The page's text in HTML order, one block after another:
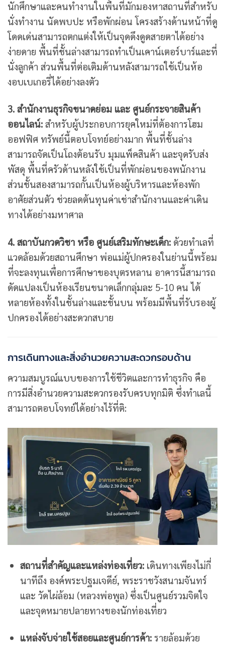
นักศึกษาและคนทำงานในพื้นที่มักมองหาสถานที่สำหรับ
นั่งทำงาน นัดพบปะ หรือพักผ่อน โครงสร้างด้านหน้าที่ดู
โดดเด่นสามารถตกแต่งให้เป็นจุดดึงดูดสายตาได้อย่าง
ง่ายดาย พื้นที่ชั้นล่างสามารถทำเป็นเคาน์เตอร์บาร์และที่
นั่งลูกค้า ส่วนพื้นที่ต่อเติมด้านหลังสามารถใช้เป็นห้อ
งอบเบเกอรี่ได้อย่างลงตัว
3. สำนักงานธุรกิจขนาดย่อม และ ศูนย์กระจายสินค้า
ออนไลน์: สำหรับผู้ประกอบการยุคใหม่ที่ต้องการโฮม
ออฟฟิศ ทรัพย์นี้ตอบโจทย์อย่างมาก พื้นที่ชั้นล่าง
สามารถจัดเป็นโถงต้อนรับ มุมแพ็คสินค้า และจุดรับส่ง
พัสดุ พื้นที่ครัวด้านหลังใช้เป็นที่พักผ่อนของพนักงาน
ส่วนชั้นสองสามารถกั้นเป็นห้องผู้บริหารและห้องพัก
อาศัยส่วนตัว ช่วยลดต้นทุนค่าเช่าสำนักงานและค่าเดิน
ทางได้อย่างมหาศาล
4. สถาบันกวดวิชา หรือ ศูนย์เสริมทักษะเด็ก: ด้วยทำเลที่
แวดล้อมด้วยสถานศึกษา พ่อแม่ผู้ปกครองในย่านนี้พร้อม
ที่จะลงทุนเพื่อการศึกษาของบุตรหลาน อาคารนี้สามารถ
ดัดแปลงเป็นห้องเรียนขนาดเล็กกลุ่มละ 5-10 คน ได้
หลายห้องทั้งในชั้นล่างและชั้นบน พร้อมมีพื้นที่รับรองผู้
ปกครองได้อย่างสะดวกสบาย
การเดินทางและสิ่งอำนวยความสะดวกรอบด้าน
ความสมบูรณ์แบบของการใช้ชีวิตและการทำธุรกิจ คือ
การมีสิ่งอำนวยความสะดวกรองรับครบทุกมิติ ซึ่งทำเลนี้
สามารถตอบโจทย์ได้อย่างไร้ที่ติ:
สถานที่สำคัญและแหล่งท่องเที่ยว:เดินทางเพียงไม่กี่
นาทีถึง องค์พระปฐมเจดีย์, พระราชวังสนามจันทร์
และ วัดไผ่ล้อม (หลวงพ่อพูล) ซึ่งเป็นศูนย์รวมจิตใจ
และจุดหมายปลายทางของนักท่องเที่ยว
แหล่งจับจ่ายใช้สอยและศูนย์การค้า:รายล้อมด้วย